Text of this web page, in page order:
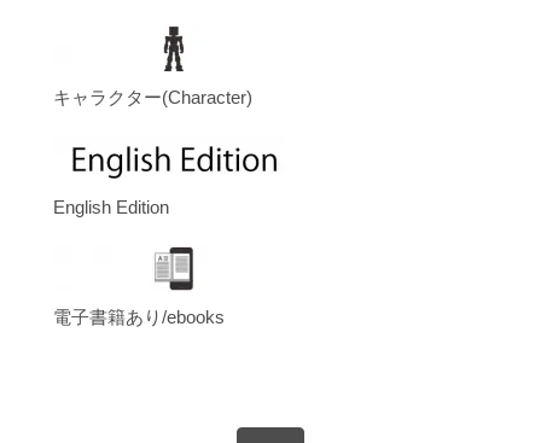
キャラクター(Character)
English Edition
電子書籍あり/ebooks